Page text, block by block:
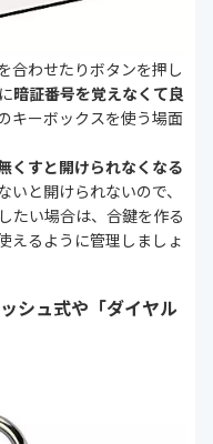
合わせたりボタンを押し
暗証番号を覚えなくて良
キーボックスを使う場面
くすと開けられなくなる
いと開けられないので、
たい場合は、合鍵を作る
えるように管理しましょ
シュ式や「ダイヤル